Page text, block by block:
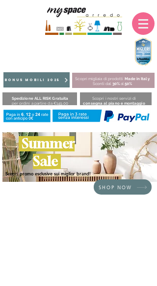
BONUS MOBILI 2025 Scopri migliaia di prodotti Made in Italy
Sconti dal 30%al50%
Spedizione ALL RISK Gratuita
per ordini a partire da €149,00
Scopri i nostri servizi di
consegna al piano e montaggio
Summer
Sale
SHOP NOW
Scopri promo esclusive sui miglior brand!